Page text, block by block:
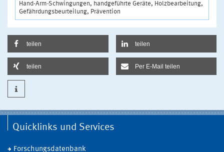
Hand-Arm-Schwingungen, handgeführte Geräte, Holzbearbeitung,
Gefährdungsbeurteilung, Prävention
teilen teilen
teilen Per E-Mail teilen
Quicklinks und Services
Forschungsdatenbank